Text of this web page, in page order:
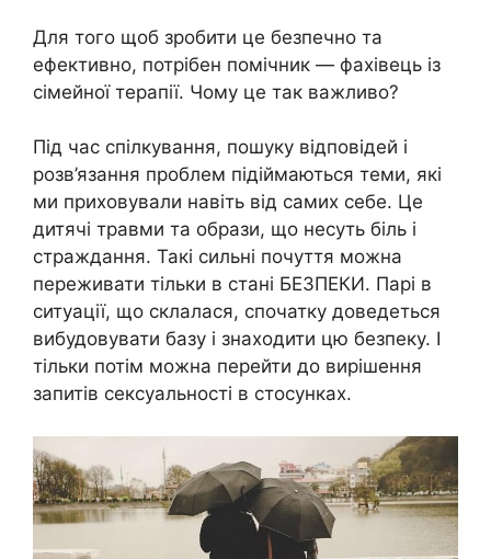
Для того щоб зробити це безпечно та
ефективно, потрібен помічник — фахівець із
сімейної терапії. Чому це так важливо?
Під час спілкування, пошуку відповідей і
розв’язання проблем підіймаються теми, які
ми приховували навіть від самих себе. Це
дитячі травми та образи, що несуть біль і
страждання. Такі сильні почуття можна
переживати тільки в стані БЕЗПЕКИ. Парі в
ситуації, що склалася, спочатку доведеться
вибудовувати базу і знаходити цю безпеку. І
тільки потім можна перейти до вирішення
запитів сексуальності в стосунках.